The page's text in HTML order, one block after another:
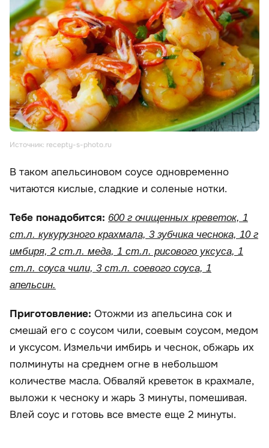
Источник: recepty-s-photo.ru
В таком апельсиновом соусе одновременно
читаются кислые, сладкие и соленые нотки.
Тебе понадобится: 600 г очищенных креветок, 1
ст.л. кукурузного крахмала, 3 зубчика чеснока, 10 г
имбиря, 2 ст.л. меда, 1 ст.л. рисового уксуса, 1
ст.л. соуса чили, 3 ст.л. соевого соуса, 1
апельсин.
Приготовление: Отожми из апельсина сок и
смешай его с соусом чили, соевым соусом, медом
и уксусом. Измельчи имбирь и чеснок, обжарь их
полминуты на среднем огне в небольшом
количестве масла. Обваляй креветок в крахмале,
выложи к чесноку и жарь 3 минуты, помешивая.
Влей соус и готовь все вместе еще 2 минуты.